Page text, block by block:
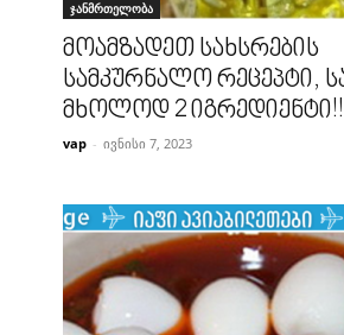
ჯანმრთელობა
მოამზადეთ სახსრების
სამკურნალო რეცეპტი,
მხოლოდ 2 იგრედიენტი!!
vap - ივნისი 7, 2023